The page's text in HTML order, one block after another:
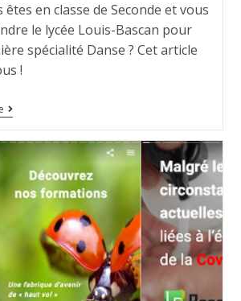
êtes en classe de Seconde et vous
le lycée Louis-Bascan pour
spécialité Danse ? Cet article
!